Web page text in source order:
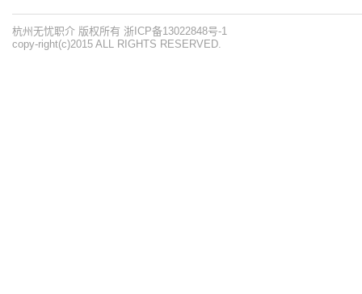
杭州无忧职介 版权所有 浙ICP备13022848号-1
copy-right(c)2015 ALL RIGHTS RESERVED.